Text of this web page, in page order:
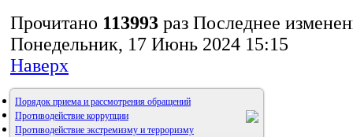
Прочитано 113993 раз Последнее
Понедельник, 17 Июнь 2024 15:15
Наверх
Порядок приема и рассмотрения обращений
Противодействие коррупции
Противодействие экстремизму и терроризму